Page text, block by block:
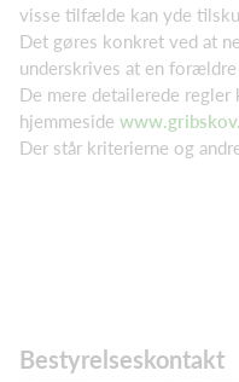
visse tilfælde kan yde
Det gøres konkret ved at
underskrives at en forældre
De mere detailerede regler
hjemmeside
Der står kriterierne og
Bestyrelseskontakt